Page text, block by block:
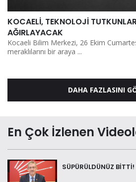
KOCAELİ, TEKNOLOJİ
AĞIRLAYACAK
Kocaeli Bilim Merkezi, 26 Ekim
meraklılarını bir araya ...
DAHA FAZLASINI
En Çok İzlenen
SÜPÜRÜLDÜNÜZ BİTTİ!